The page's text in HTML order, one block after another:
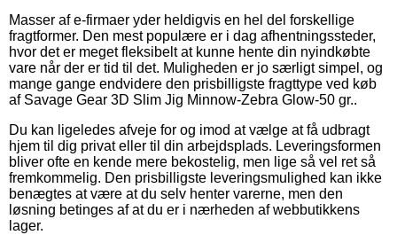
Masser af e-firmaer yder heldigvis en hel del forskellige
fragtformer. Den mest populære er i dag afhentningssteder,
hvor det er meget fleksibelt at kunne hente din nyindkøbte
vare når der er tid til det. Muligheden er jo særligt simpel, og
mange gange endvidere den prisbilligste fragttype ved køb
af Savage Gear 3D Slim Jig Minnow-Zebra Glow-50 gr..
Du kan ligeledes afveje for og imod at vælge at få udbragt
hjem til dig privat eller til din arbejdsplads. Leveringsformen
bliver ofte en kende mere bekostelig, men lige så vel ret så
fremkommelig. Den prisbilligste leveringsmulighed kan ikke
benægtes at være at du selv henter varerne, men den
løsning betinges af at du er i nærheden af webbutikkens
lager.